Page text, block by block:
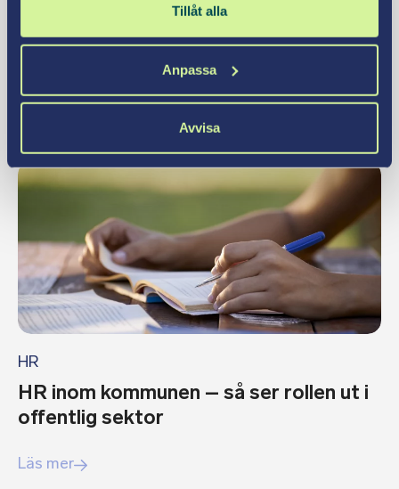
Tillåt alla
Anpassa
Avvisa
Framtidens HR – digitalisering, trender
Läs mer
HR
HR inom kommunen – så ser rollen ut i
offentlig sektor
Läs mer